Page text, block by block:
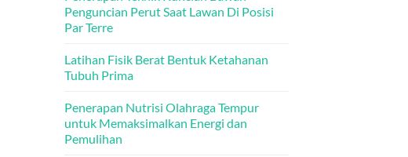
Penguncian Perut Saat Lawan Di Posisi
Par Terre
Latihan Fisik Berat Bentuk Ketahanan
Tubuh Prima
Penerapan Nutrisi Olahraga Tempur
untuk Memaksimalkan Energi dan
Pemulihan